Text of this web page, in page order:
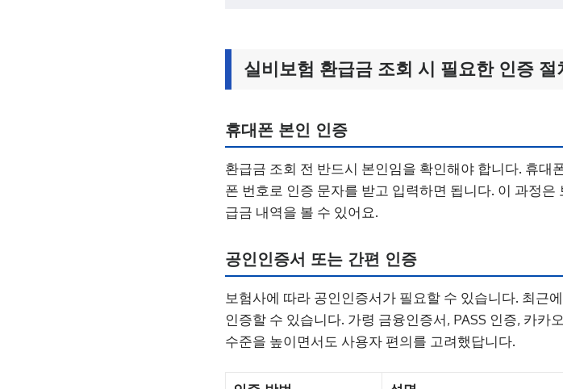
실비보험 환급금 조회 시 필요한 인증 절
휴대폰 본인 인증
환급금 조회 전 반드시 본인임을 확인해야 합니다. 휴대
폰 번호로 인증 문자를 받고 입력하면 됩니다. 이 과정
급금 내역을 볼 수 있어요.
공인인증서 또는 간편 인증
보험사에 따라 공인인증서가 필요할 수 있습니다. 최근
인증할 수 있습니다. 가령 금융인증서, PASS 인증, 카
수준을 높이면서도 사용자 편의를 고려했답니다.